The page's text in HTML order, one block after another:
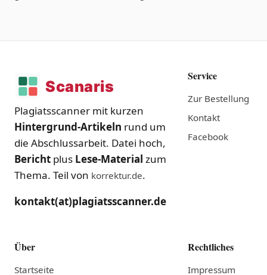
Plagiatsscanner mit kurzen
Hintergrund-Artikeln rund um
die Abschlussarbeit. Datei hoch,
Bericht plus Lese-Material zum
Thema. Teil von korrektur.de.
kontakt(at)plagiatsscanner.de
Service
Zur Bestellung
Kontakt
Facebook
Über
Startseite
Rechtliches
Impressum